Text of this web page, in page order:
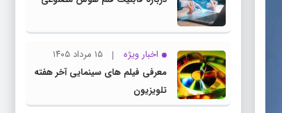
اخبار ویژه
۱۵ مرداد ۱۴۰۵
معرفی فیلم های سینمایی آخر هفته
تلویزیون